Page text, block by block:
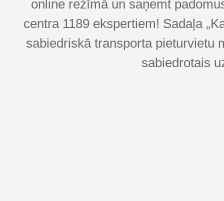
online režīmā un saņemt
centra 1189 ekspertiem! Sadaļa
sabiedriskā transporta pieturvietu
sabiedrotais